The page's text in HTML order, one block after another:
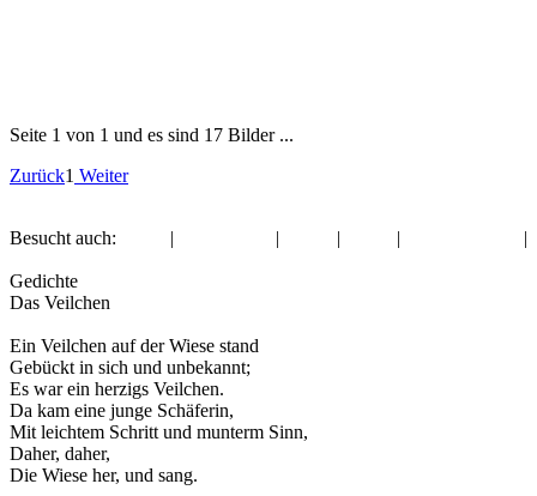
Seite 1 von 1 und es sind 17 Bilder ...
Zurück1 Weiter
Besucht auch: | | | |
|
Gedichte
Das Veilchen
Ein Veilchen auf der Wiese stand
Gebückt in sich und unbekannt;
Es war ein herzigs Veilchen.
Da kam eine junge Schäferin,
Mit leichtem Schritt und munterm Sinn,
Daher, daher,
Die Wiese her, und sang.